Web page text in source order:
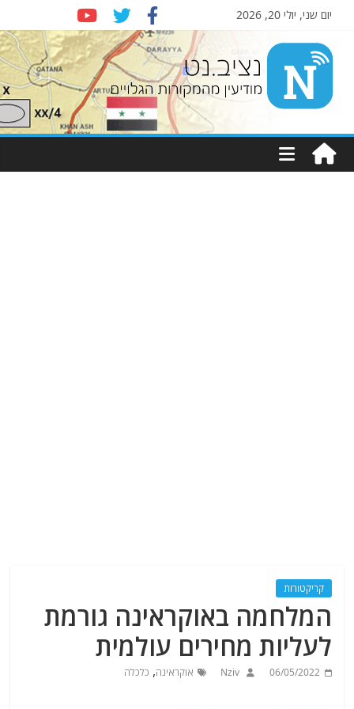
יום שני, יולי 20, 2026
Nziv.net
מודיעין
מהמקורות
קריקטורות
המלחמה באוקראינה גורמת
לעליות מחירים עולמית
06/05/2022
Nziv אוקראינה, כלכלה